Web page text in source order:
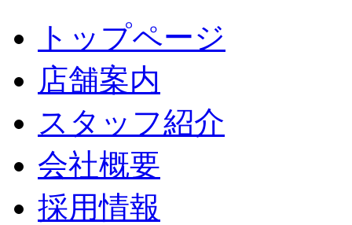
トップページ
店舗案内
スタッフ紹介
会社概要
採用情報